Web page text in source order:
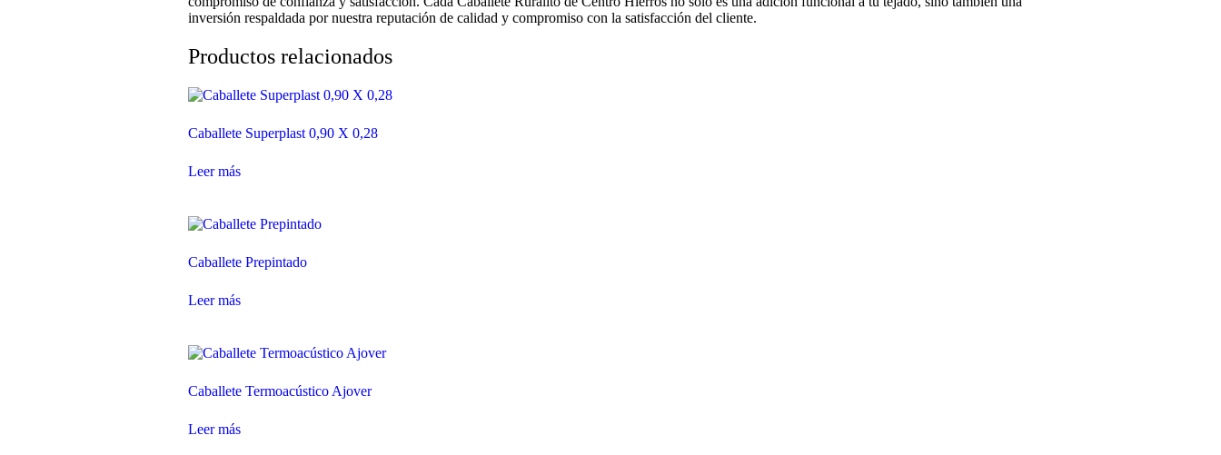
inversión respaldada por nuestra reputación de calidad y compromiso con la satisfacción del cliente.
Productos relacionados
Caballete Superplast 0,90 X 0,28
Leer más
Caballete Prepintado
Leer más
Caballete Termoacústico Ajover
Leer más